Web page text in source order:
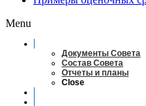
Menu
Документы Совета
Состав Совета
Отчеты и планы
Close